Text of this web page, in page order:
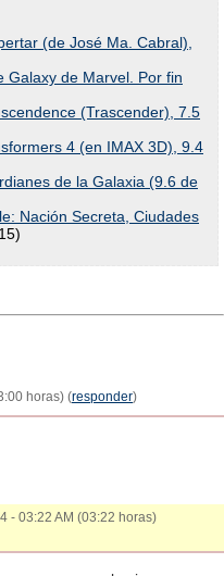
(de José Ma. Cabral),
Galaxy de Marvel. Por fin
(Trascender), 7.5
4 (en IMAX 3D), 9.4
de la Galaxia (9.6 de
Nación Secreta, Ciudades
horas) (responder)
- 03:22 AM (03:22 horas)